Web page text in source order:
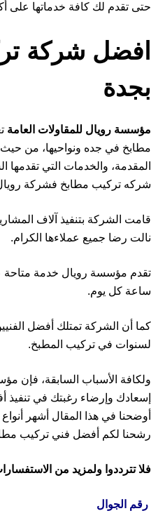
حتى تقدم لك كافة خدماتها على
افضل شركة
بجدة
مؤسسة رويال للمقاولات العامة
مطابخ في جده ونواحيها، من حيث
المقدمة، والخدمات التي
شركه تركيب مطابخ فشركة
قامت الشركة بتنفيذ آلاف
نالت رضا جميع عملاءها الكرام.
تقدم مؤسسة رويال خدمة متاحة
ساعة كل يوم.
كما أن الشركة تمتلك أفضل
لسنوات في تركيب المطبخ.
ولكافة الأسباب السابقة، فإن
إسعادك وإرضاء رغبتك في تنفيذ
أوضحنا في هذا المقال أشهر أنواع
رشحنا لكم أفضل فني تركيب
فلا تترددوا ولمزيد من
رقم الجوال